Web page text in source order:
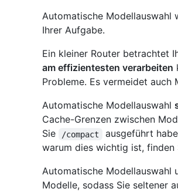
Automatische Modellauswahl
Ihrer Aufgabe.
Ein kleiner Router betrachtet
am effizientesten verarbeiten
Probleme. Es vermeidet auch
Automatische Modellauswahl
Cache-Grenzen zwischen
Sie
/compact
ausgeführt
warum dies wichtig ist, finden
Automatische Modellauswahl
Modelle, sodass Sie seltener